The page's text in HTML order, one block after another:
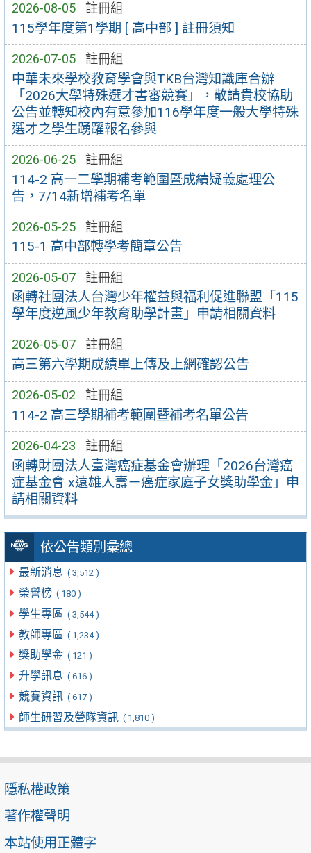
2026-08-05 註冊組
115學年度第1學期 [ 高中部 ] 註冊須知
2026-07-05 註冊組
中華未來學校教育學會與TKB台灣知識庫合辦
「2026大學特殊選才書審競賽」，敬請貴校協助
公告並轉知校內有意參加116學年度一般大學特殊
選才之學生踴躍報名參與
2026-06-25 註冊組
114-2 高一二學期補考範圍暨成績疑義處理公
告，7/14新增補考名單
2026-05-25 註冊組
115-1 高中部轉學考簡章公告
2026-05-07 註冊組
函轉社團法人台灣少年權益與福利促進聯盟「115
學年度逆風少年教育助學計畫」申請相關資料
2026-05-07 註冊組
高三第六學期成績單上傳及上網確認公告
2026-05-02 註冊組
114-2 高三學期補考範圍暨補考名單公告
2026-04-23 註冊組
函轉財團法人臺灣癌症基金會辦理「2026台灣癌
症基金會 x遠雄人壽－癌症家庭子女獎助學金」申
請相關資料
依公告類別彙總
最新消息 ( 3,512 )
榮譽榜 ( 180 )
學生專區 ( 3,544 )
教師專區 ( 1,234 )
獎助學金 ( 121 )
升學訊息 ( 616 )
競賽資訊 ( 617 )
師生研習及營隊資訊 ( 1,810 )
隱私權政策
著作權聲明
本站使用正體字